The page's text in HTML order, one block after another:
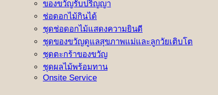
ของขวัญรับปริญญา
ช่อดอกไม้กินได้
ชุดช่อดอกไม้แสดงความยินดี
ชุดของขวัญดูแลสุขภาพแม่และลูกวัยเติบโต
ชุดตะกร้าของขวัญ
ชุดผลไม้พร้อมทาน
Onsite Service